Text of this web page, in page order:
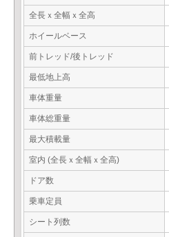
全長ｘ全幅ｘ全高
ホイールベース
前トレッド/後トレッド
最低地上高
車体重量
車体総重量
最大積載量
室内 (全長ｘ全幅ｘ全高)
ドア数
乗車定員
シート列数